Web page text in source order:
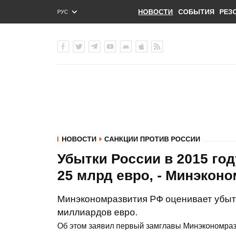
РУС
ENG
НОВОСТИ СОБЫТИЯ
НОВОСТИ САНКЦИИ ПРОТИВ РОССИИ
Убытки России в 2015
25 млрд евро, -
Минэкономразвития РФ оценивает
миллиардов евро.
Об этом заявил первый замглавы